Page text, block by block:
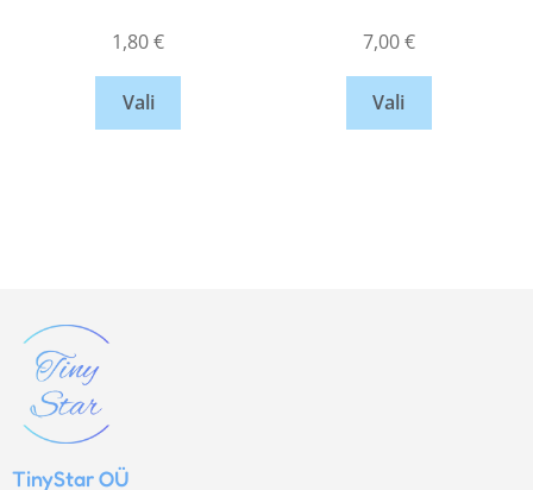
1,80€
Vali
7,00€
Vali
TinyStar OÜ